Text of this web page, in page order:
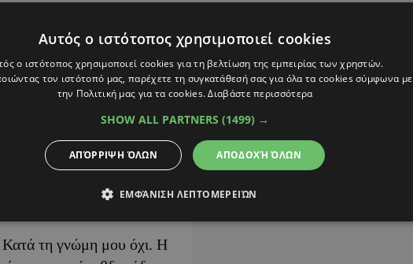
να οργανώνουν
προσεκτική ανάγνωση
ΔΗΣΥ στη Λευκωσία, του
περισσότερο στα
εισδοχές, παρά στην
τη γνώμη μου όχι. Η
Αυτός ο ιστότοπος χρησιμοποιεί cookies
ο ιστότοπος χρησιμοποιεί cookies για τη βελτίωση της εμπειρίας των χρηστών.
τον ιστότοπό μας, παρέχετε τη συγκατάθεσή σας για όλα τα cookies σύμφωνα με
την Πολιτική μας για τα cookies.Διαβάστε περισσότερα
SHOW ALL PARTNERS (1499) →
ΑΠΟΔΟΧΉ ΌΛΩΝ
ΑΠΌΡΡΙΨΗ ΌΛΩΝ
ΕΜΦΆΝΙΣΗ ΛΕΠΤΟΜΕΡΕΙΏΝ